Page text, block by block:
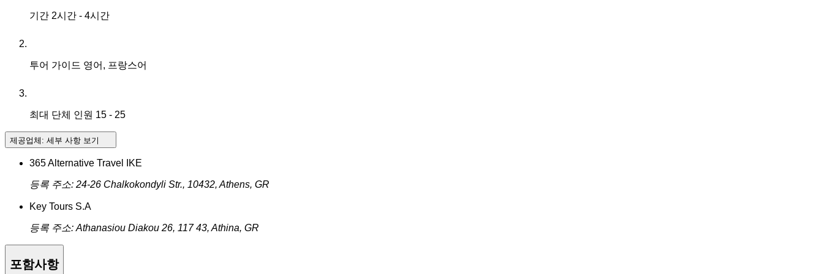
기간 2시간 - 4시간
투어 가이드 영어, 프랑스어
최대 단체 인원 15 - 25
제공업체: 세부 사항 보기
365 Alternative Travel IKE
등록 주소: 24-26 Chalkokondyli Str., 10432, Athens, GR
Key Tours S.A
등록 주소: Athanasiou Diakou 26, 117 43, Athina, GR
포함사항